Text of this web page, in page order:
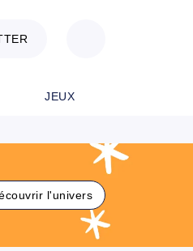
JEUX
l'univers